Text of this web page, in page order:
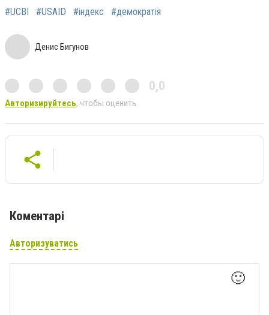
#UCBI #USAID #індекс #демократія
Денис Бигунов
0,0
Авторизируйтесь, чтобы оценить
Коментарі
Авторизуватись
🙂